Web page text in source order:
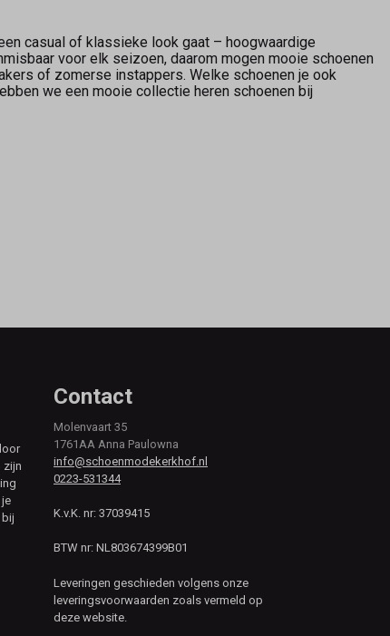
casual of klassieke look gaat – hoogwaardige
voor elk seizoen, daarom mogen mooie schoenen
of zomerse instappers. Welke schoenen je ook
we een mooie collectie heren schoenen bij
zijn
Contact
Molenvaart 35
1761AA Anna Paulowna
info@schoenmodekerkhof.nl
0223-531344
K.v.K. nr: 37039415
BTW nr: NL803674399B01
Leveringen geschieden volgens onze
leveringsvoorwaarden zoals vermeld op
deze website.